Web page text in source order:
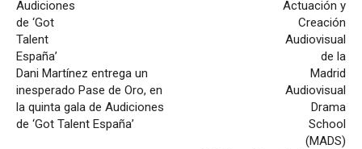
Dani Martínez entrega un
inesperado Pase de Oro, en
la quinta gala de Audiciones
de ‘Got Talent España’